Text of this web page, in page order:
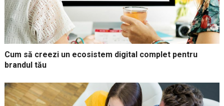
Cum să creezi un ecosistem digital complet pentru
brandul tău